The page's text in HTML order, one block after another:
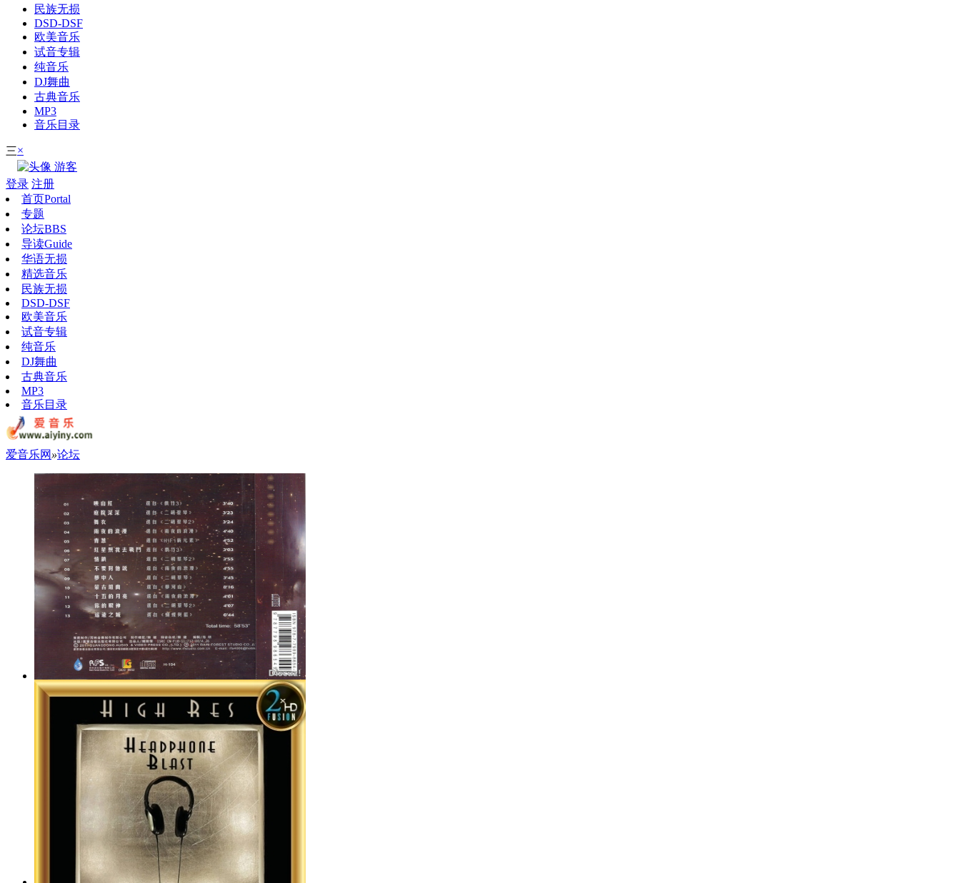
民族无损
DSD-DSF
欧美音乐
试音专辑
纯音乐
DJ舞曲
古典音乐
MP3
音乐目录
三×
游客
登录 注册
首页Portal
专题
论坛BBS
导读Guide
华语无损
精选音乐
民族无损
DSD-DSF
欧美音乐
试音专辑
纯音乐
DJ舞曲
古典音乐
MP3
音乐目录
爱音乐网 »论坛
十三首醉人金曲绕梁三日：器乐赏析 [WAV+CUE]